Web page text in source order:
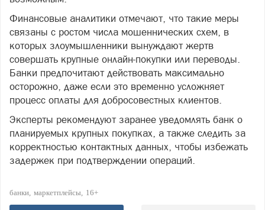
Финансовые аналитики отмечают, что такие меры
связаны с ростом числа мошеннических схем, в
которых злоумышленники вынуждают жертв
совершать крупные онлайн-покупки или переводы.
Банки предпочитают действовать максимально
осторожно, даже если это временно усложняет
процесс оплаты для добросовестных клиентов.
Эксперты рекомендуют заранее уведомлять банк о
планируемых крупных покупках, а также следить за
корректностью контактных данных, чтобы избежать
задержек при подтверждении операций.
банки маркетплейсы 16+